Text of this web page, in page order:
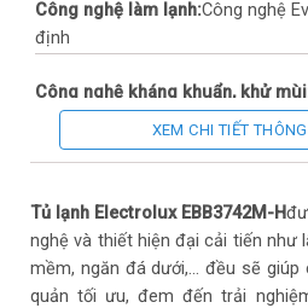
Công nghệ làm lạnh:Công nghệ
định
Công nghệ kháng khuẩn, khử
TasteGuard
Khoảng dung tích: Từ 300 – < 400
Công nghệ Inverter: Tủ lạnh Inverter
XEM CHI TIẾT
Tủ lạnh Electrolux EBB3742M-H
nghệ và thiết hiện đại cải tiến như
mềm, ngăn đá dưới,… đều sẽ
quản tối ưu, đem đến trải